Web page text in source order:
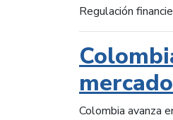
Regulación
Colombia avanza